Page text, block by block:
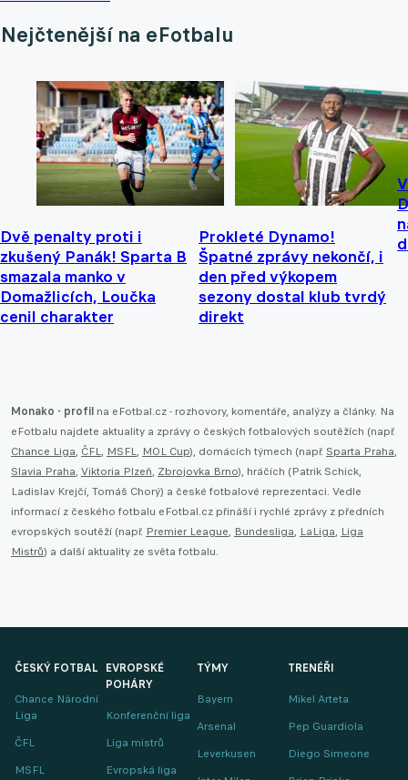
Nejčtenější na eFotbalu
Dvě penalty proti i
zkušený Panák! Sparta B
smazala manko v
Domažlicích, Loučka
cenil charakter
Prokleté Dynamo!
Špatné zprávy nekončí, i
den před výkopem
sezony dostal klub tvrdý
direkt
Monako - profil na eFotbal.cz - rozhovory, komentáře, analýzy a články. Na
eFotbalu najdete aktuality a zprávy o českých fotbalových soutěžích (např.
Chance Liga, ČFL, MSFL, MOL Cup), domácích týmech (např. Sparta Praha,
Slavia Praha, Viktoria Plzeň, Zbrojovka Brno), hráčích (Patrik Schick,
Ladislav Krejčí, Tomáš Chorý) a české fotbalové reprezentaci. Vedle
informací z českého fotbalu eFotbal.cz přináší i rychlé zprávy z předních
evropských soutěží (např. Premier League, Bundesliga, LaLiga, Liga
Mistrů) a další aktuality ze světa fotbalu.
ČESKÝ FOTBAL
Chance Národní
Liga
ČFL
MSFL
EVROPSKÉ
POHÁRY
Konferenční liga
Liga mistrů
Evropská liga
TÝMY
Bayern
Arsenal
Leverkusen
TRENÉŘI
Mikel Arteta
Pep Guardiola
Diego Simeone